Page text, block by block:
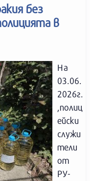
без
в
На
03.06.
2026г.
,полиц
ейски
служи
тели
от
РУ-